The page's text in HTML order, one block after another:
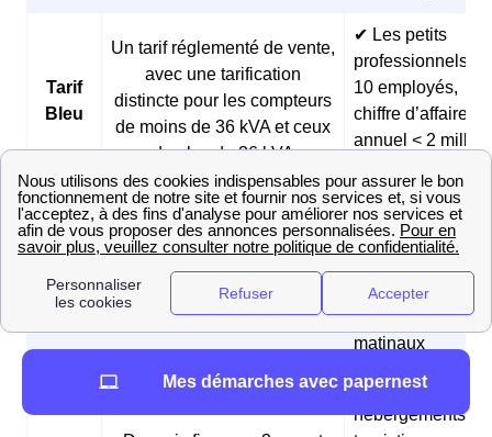
Tarif
Bleu
Un tarif réglementé de vente,
avec une tarification
distincte pour les compteurs
de moins de 36 kVA et ceux
de plus de 36 kVA
✔ Les petits
professionnels (<
10 employés,
chiffre d’affaires
annuel < 2
Matina
Des prix fixes sur 3 ans et
des tarifs réduits pendant les
heures creuses du matin
✔ Les
et les pâtisseries
✔ Les
professionnels
matinaux
✔ Les
hébergements
Mes démarches avec papernest